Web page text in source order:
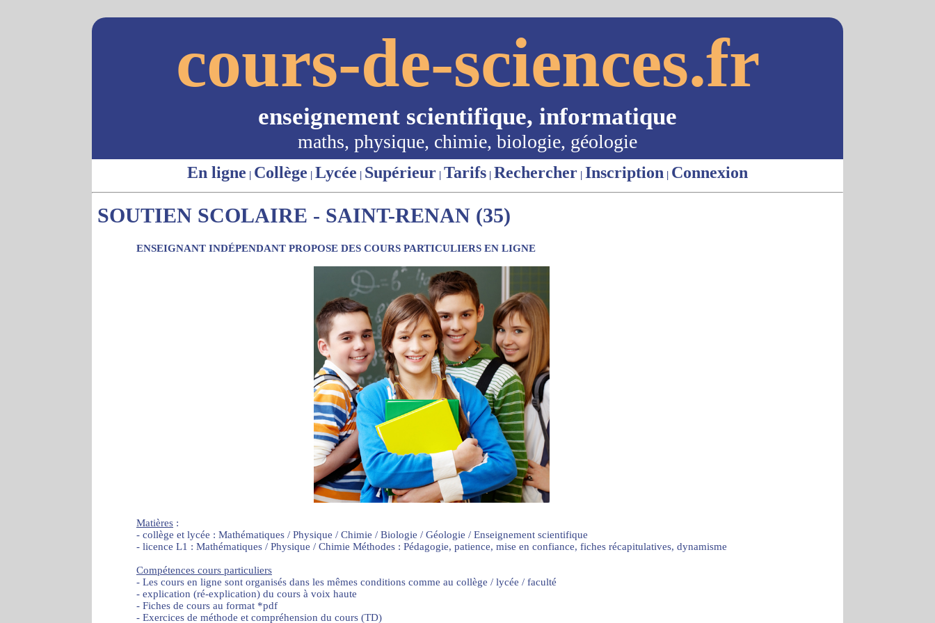
cours-de-sciences.fr
enseignement scientifique, informatique
maths, physique, chimie, biologie, géologie
En ligne | Collège | Lycée | Supérieur | Tarifs | Rechercher | Inscription | Connexion
SOUTIEN SCOLAIRE - SAINT-RENAN (35)
ENSEIGNANT INDÉPENDANT PROPOSE DES COURS PARTICULIERS EN LIGNE
Matières :
- collège et lycée : Mathématiques / Physique / Chimie / Biologie / Géologie / Enseignement scientifique
- licence L1 : Mathématiques / Physique / Chimie Méthodes : Pédagogie, patience, mise en confiance, fiches récapitulatives, dynamisme
Compétences cours particuliers
- Les cours en ligne sont organisés dans les mêmes conditions comme au collège / lycée / faculté
- explication (ré-explication) du cours à voix haute
- Fiches de cours au format *pdf
- Exercices de méthode et compréhension du cours (TD)